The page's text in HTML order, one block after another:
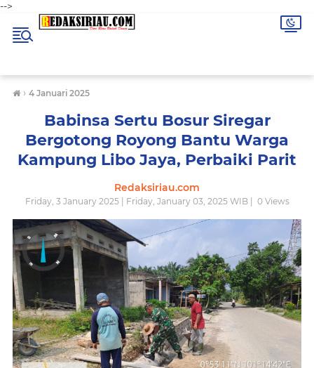
-->
› 4 Januari 2025
Babinsa Sertu Bosur Siregar
Bergotong Royong Bantu Warga
Kampung Libo Jaya, Perbaiki Parit
Redaksiriau.com
Friday, 3 January 2025 | Friday, January 03, 2025 WIB | 0Views